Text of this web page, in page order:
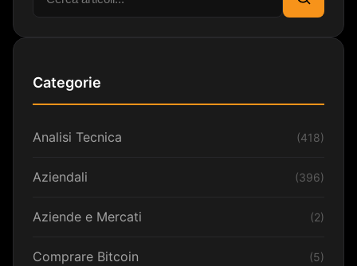
Cerca
Categorie
Analisi Tecnica (418)
Aziendali (396)
Aziende e Mercati (2)
Comprare Bitcoin (5)